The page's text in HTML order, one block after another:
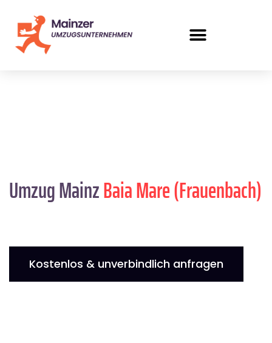
Umzug MainzBaia Mare (Frauenbach)
Kostenlos & unverbindlich anfragen